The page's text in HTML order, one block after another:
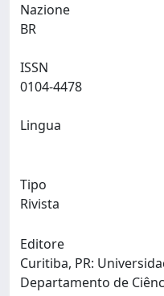
Nazione
ISSN
Lingua
Tipo
Rivista
Editore
Curitiba, PR: